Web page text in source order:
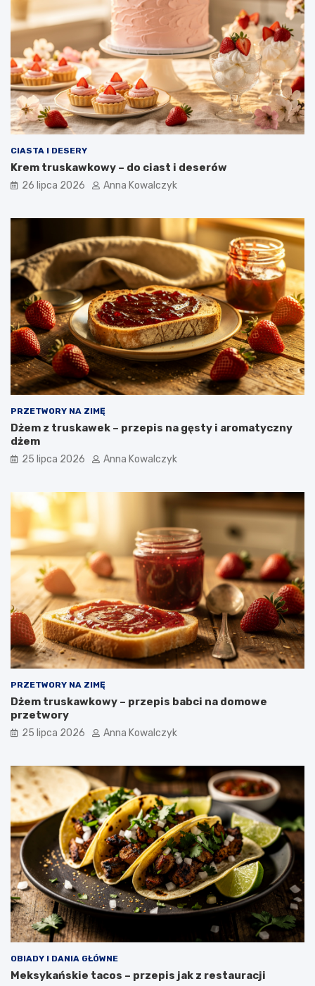
CIASTA I DESERY
Krem truskawkowy – do ciast i deserów
26 lipca 2026 Anna Kowalczyk
PRZETWORY NA ZIMĘ
Dżem z truskawek – przepis na gęsty i aromatyczny
dżem
25 lipca 2026 Anna Kowalczyk
PRZETWORY NA ZIMĘ
Dżem truskawkowy – przepis babci na domowe
przetwory
25 lipca 2026 Anna Kowalczyk
OBIADY I DANIA GŁÓWNE
Meksykańskie tacos – przepis jak z restauracji